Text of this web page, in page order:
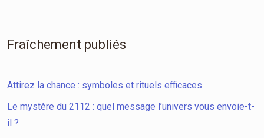
Fraîchement publiés
Attirez la chance : symboles et rituels efficaces
Le mystère du 2112 : quel message l’univers vous envoie-t-
il ?